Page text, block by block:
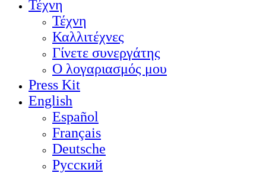
Τέχνη
Τέχνη
Καλλιτέχνες
Γίνετε συνεργάτης
Ο λογαριασμός μου
Press Kit
English
Español
Français
Deutsche
Pусский